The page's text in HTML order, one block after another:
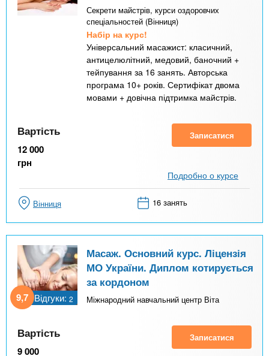
Секрети майстрів, курси оздоровчих
спеціальностей (Вінниця)
Набір на курс!
Універсальний масажист: класичний,
антицелюлітний, медовий, баночний +
тейпування за 16 занять. Авторська
програма 10+ років. Сертифікат двома
мовами + довічна підтримка майстрів.
Вартість
12 000
грн
Записатися
Подробно о курсе
Вінниця 16 занять
9,7 Відгуки: 2
Масаж. Основний курс. Ліцензія
МО України. Диплом котирується
за кордоном
Міжнародний навчальний центр Віта
Вартість
9 000
Записатися